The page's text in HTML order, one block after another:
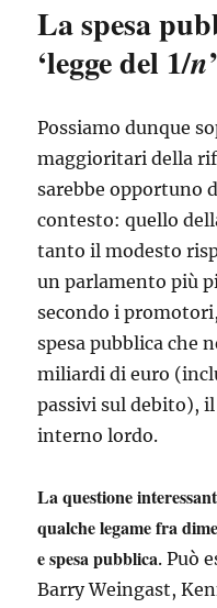
La spesa
‘legge del 1/n’
Possiamo dunque
maggioritari della
sarebbe opportuno
contesto: quello
tanto il modesto
un parlamento più
secondo i
spesa pubblica che
miliardi di euro
passivi sul debito),
interno lordo.
La questione
qualche legame fra
e spesa pubblica. Può
Barry Weingast,